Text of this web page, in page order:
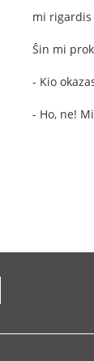
mi
Ŝin mi
- Kio
- Ho, ne!